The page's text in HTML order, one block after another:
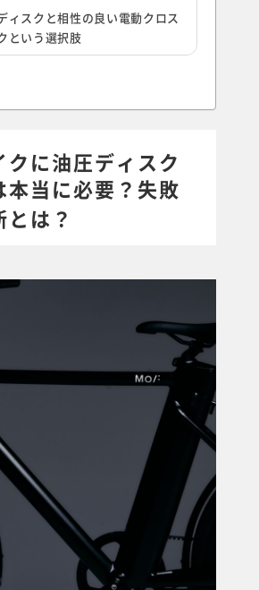
ィスクと相性の良い電動クロス
という選択肢
クに油圧ディスク
本当に必要？失敗
とは？